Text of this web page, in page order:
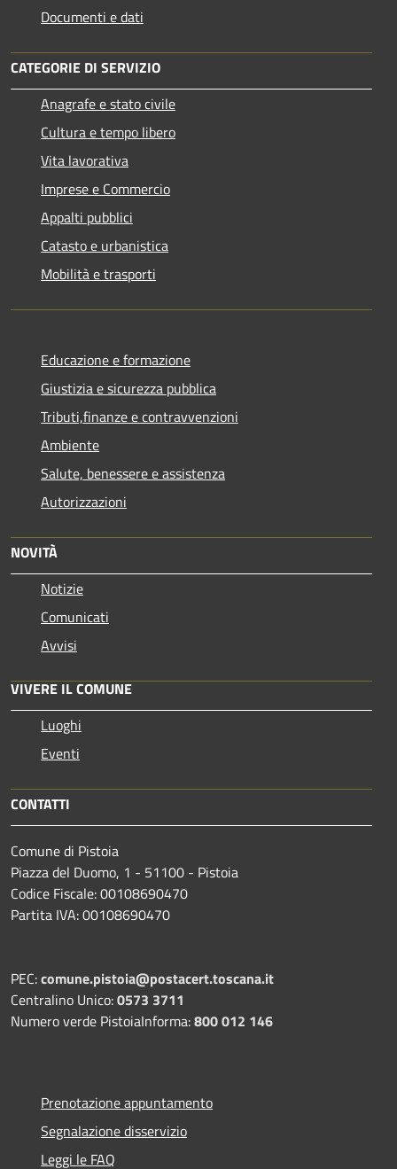
Documenti e dati
CATEGORIE DI SERVIZIO
Anagrafe e stato civile
Cultura e tempo libero
Vita lavorativa
Imprese e Commercio
Appalti pubblici
Catasto e urbanistica
Mobilità e trasporti
Educazione e formazione
Giustizia e sicurezza pubblica
Tributi,finanze e contravvenzioni
Ambiente
Salute, benessere e assistenza
Autorizzazioni
NOVITÀ
Notizie
Comunicati
Avvisi
VIVERE IL COMUNE
Luoghi
Eventi
CONTATTI
Comune di Pistoia
Piazza del Duomo, 1 - 51100 - Pistoia
Codice Fiscale: 00108690470
Partita IVA: 00108690470
PEC:comune.pistoia@postacert.toscana.it
Centralino Unico:0573 3711
Numero verde PistoiaInforma:800 012 146
Prenotazione appuntamento
Segnalazione disservizio
Leggi le FAQ